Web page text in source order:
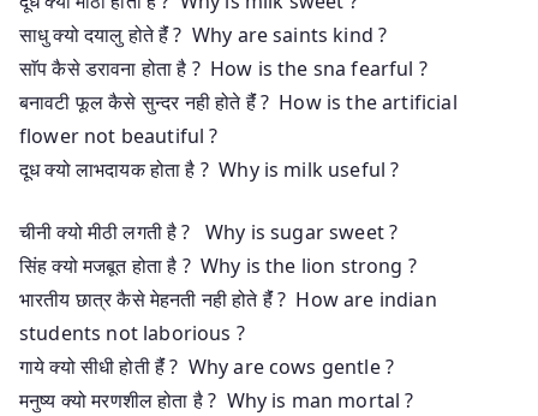
साधु क्यो दयालु होते हैंं ? Why are saints kind ?
साॅप कैसे डरावना होता है ? How is the sna fearful ?
बनावटी फूल कैसे सुन्दर नही होते हैंं ? How is the artificial
flower not beautiful ?
दूध क्यो लाभदायक होता है ? Why is milk useful ?
चीनी क्यो मीठी लगती है ? Why is sugar sweet ?
सिंह क्यो मजबूत होता है ? Why is the lion strong ?
भारतीय छात्र कैसे मेहनती नही होते हैंं ? How are indian
students not laborious ?
गाये क्यो सीधी होती हैंं ? Why are cows gentle ?
मनुष्य क्यो मरणशील होता है ? Why is man mortal ?